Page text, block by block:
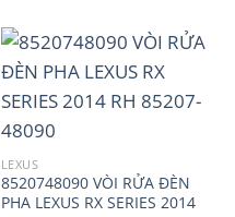
LEXUS
8520748090 VÒI RỬA ĐÈN
PHA LEXUS RX SERIES 2014